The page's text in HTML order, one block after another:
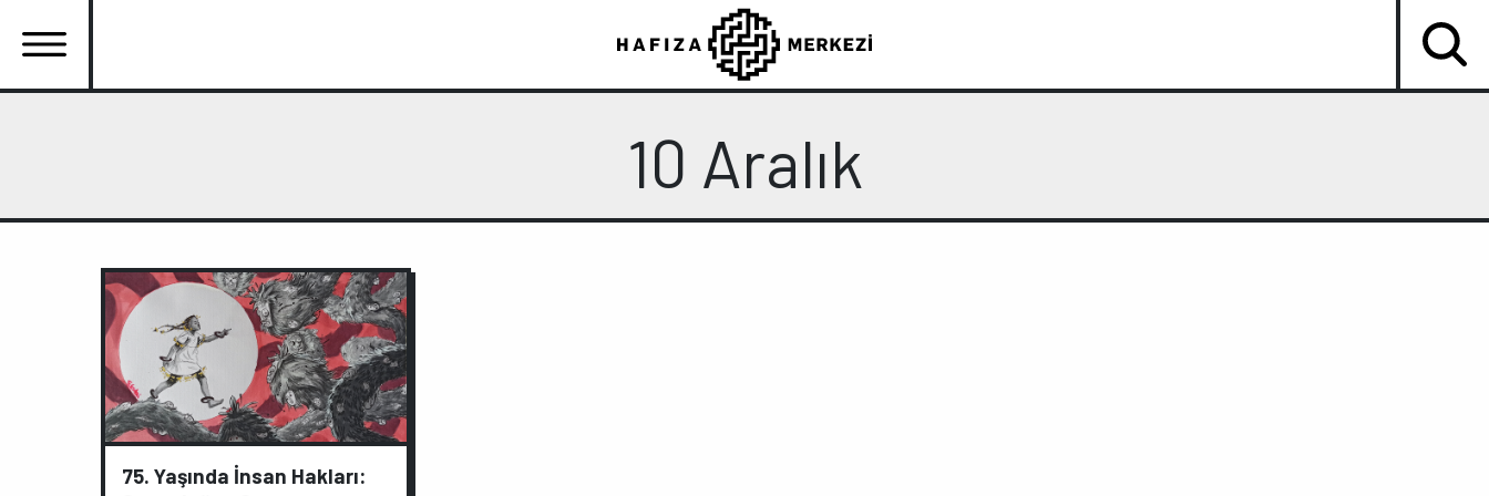
atla
10 Aralık
75. Yaşında İnsan Hakları: